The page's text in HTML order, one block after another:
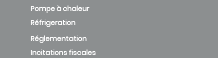
Pompe à chaleur
Réfrigeration
Réglementation
Incitations fiscales